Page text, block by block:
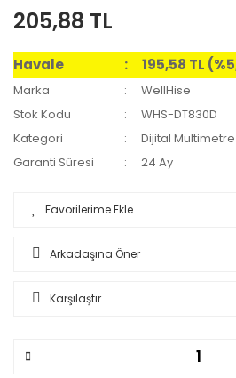
205,88 TL
Havale 195,58 TL
Marka
WellHise
Stok Kodu
WHS-DT830D
Kategori
Dijital Multimetre
Garanti Süresi
24 Ay
Arkadaşına Öner
Karşılaştır